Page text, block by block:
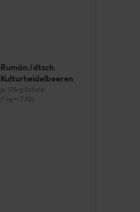
Rumän./dtsch.
Kulturheidelbeeren
je 125-g-Schale
(1 kg = 7.92)